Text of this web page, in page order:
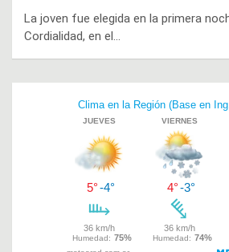
La joven fue elegida en la primera
Cordialidad, en el…